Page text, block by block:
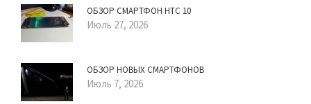
ОБЗОР СМАРТФОН HTC 10
Июль 27, 2026
ОБЗОР НОВЫХ СМАРТФОНОВ
Июль 7, 2026